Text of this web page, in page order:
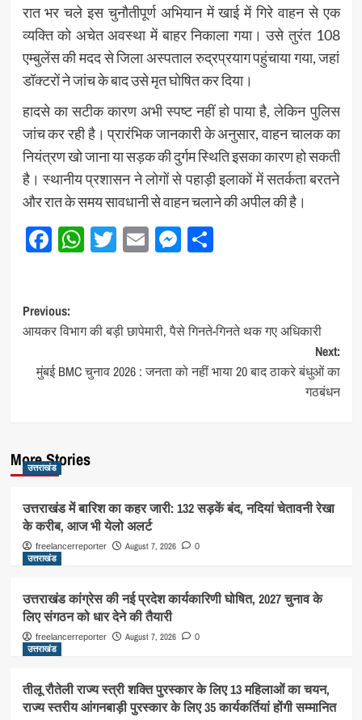
रात भर चले इस चुनौतीपूर्ण अभियान में खाई में गिरे वाहन से एक
व्यक्ति को अचेत अवस्था में बाहर निकाला गया। उसे तुरंत 108
एम्बुलेंस की मदद से जिला अस्पताल रुद्रप्रयाग पहुंचाया गया, जहां
डॉक्टरों ने जांच के बाद उसे मृत घोषित कर दिया।
हादसे का सटीक कारण अभी स्पष्ट नहीं हो पाया है, लेकिन पुलिस
जांच कर रही है। प्रारंभिक जानकारी के अनुसार, वाहन चालक का
नियंत्रण खो जाना या सड़क की दुर्गम स्थिति इसका कारण हो सकती
है। स्थानीय प्रशासन ने लोगों से पहाड़ी इलाकों में सतर्कता बरतने
और रात के समय सावधानी से वाहन चलाने की अपील की है।
Facebook
WhatsApp
Twitter
EmailMessenger
Share
Post
navigation
Previous:
आयकर विभाग की बड़ी छापेमारी, पैसे गिनते-गिनते थक गए अधिकारी
Next:
मुंबई BMC चुनाव 2026 : जनता को नहीं भाया 20 बाद ठाकरे बंधुओं का
गठबंधन
More Stories
उत्तराखंड
उत्तराखंड में बारिश का कहर जारी: 132 सड़कें बंद, नदियां चेतावनी रेखा
के करीब, आज भी येलो अलर्ट
freelancerreporter August 7, 2026 0
उत्तराखंड
उत्तराखंड कांग्रेस की नई प्रदेश कार्यकारिणी घोषित, 2027 चुनाव के
लिए संगठन को धार देने की तैयारी
freelancerreporter August 7, 2026 0
उत्तराखंड
तीलू रौतेली राज्य स्त्री शक्ति पुरस्कार के लिए 13 महिलाओं का चयन,
राज्य स्तरीय आंगनबाड़ी पुरस्कार के लिए 35 कार्यकर्तियां होंगी सम्मानित